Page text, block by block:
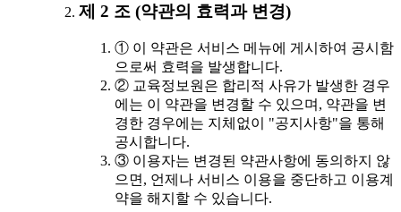
제 2 조 (약관의 효력과 변경)
① 이 약관은 서비스 메뉴에 게시하여 공시함
으로써 효력을 발생합니다.
② 교육정보원은 합리적 사유가 발생한 경우
에는 이 약관을 변경할 수 있으며, 약관을 변
경한 경우에는 지체없이 "공지사항"을 통해
공시합니다.
③ 이용자는 변경된 약관사항에 동의하지 않
으면, 언제나 서비스 이용을 중단하고 이용계
약을 해지할 수 있습니다.